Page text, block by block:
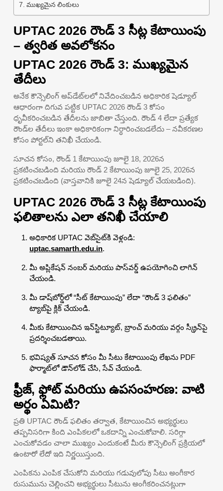
ముఖ్యమైన లింకులు
UPTAC 2026 రౌండ్ 3 సీట్ల కేటాయింపు
– త్వరిత అవలోకనం
UPTAC 2026 రౌండ్ 3: ముఖ్యమైన
తేదీలు
అనేక కౌన్సెలింగ్ అప్‌డేట్‌లలో నివేదించబడిన అధికారిక షెడ్యూల్
ఆధారంగా దిగువ పట్టిక UPTAC 2026 రౌండ్ 3 కోసం
ధృవీకరించబడిన తేదీలను జాబితా చేస్తుంది. రౌండ్ 4 లేదా ప్రత్యేక
రౌండ్‌ల తేదీలు ఇంకా అధికారికంగా నిర్ధారించబడలేదు – నవీకరణల
కోసం పోర్టల్‌ని తనిఖీ చేయండి.
సూచన కోసం, రౌండ్ 1 కేటాయింపు జూలై 18, 2026న
ప్రకటించబడింది మరియు రౌండ్ 2 కేటాయింపు జూలై 25, 2026న
ప్రకటించబడింది (వాస్తవానికి జూలై 24న షెడ్యూల్ చేయబడింది).
UPTAC 2026 రౌండ్ 3 సీట్ల కేటాయింపు
ఫలితాలను ఎలా తనిఖీ చేయాలి
అధికారిక UPTAC వెబ్‌సైట్‌కి వెళ్లండి:
uptac.samarth.edu.in.
మీ అప్లికేషన్ నంబర్ మరియు పాస్‌వర్డ్ ఉపయోగించి లాగిన్
చేయండి.
మీ డాష్‌బోర్డ్‌లో “సీట్ కేటాయింపు” లేదా “రౌండ్ 3 ఫలితం”
ట్యాబ్‌పై క్లిక్ చేయండి.
మీకు కేటాయించిన ఇన్‌స్టిట్యూట్, బ్రాంచ్ మరియు వర్గం స్క్రీన్‌పై
ప్రదర్శించబడతాయి.
భవిష్యత్ సూచన కోసం మీ సీటు కేటాయింపు లేఖను PDF
ఫార్మాట్‌లో డౌన్‌లోడ్ చేసి, సేవ్ చేయండి.
ఫ్రీజ్, ఫ్లోట్ మరియు ఉపసంహరణ: వాటి
అర్థం ఏమిటి?
ప్రతి UPTAC రౌండ్ ఫలితం తర్వాత, కేటాయించిన అభ్యర్థులు
తప్పనిసరిగా కింది ఎంపికలలో ఒకదాన్ని ఎంచుకోవాలి. సరిగ్గా
ఎంచుకోవడం చాలా ముఖ్యం ఎందుకంటే మీరు కౌన్సెలింగ్ ప్రక్రియలో
ఉంటారో లేదో ఇది నిర్ణయిస్తుంది.
ఎంపికను ఎంపిక చేసుకోని మరియు గడువులోపు సీటు అంగీకార
రుసుమును చెల్లించని అభ్యర్థులు సీటును అంగీకరించనట్లుగా